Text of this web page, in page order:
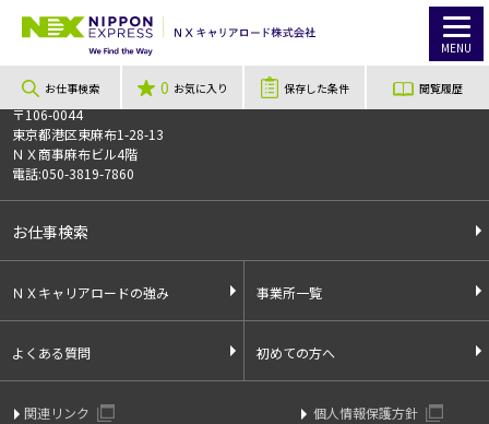
MENU
お仕事検索 0 お気に入り 保存した条件 閲覧履歴
TOP お仕事検索
このお仕事は公開を終了したお仕事です
お仕事番号013709
〒106-0044
東京都港区東麻布1-28-13
ＮＸ商事麻布ビル4階
電話:050-3819-7860
お仕事検索
ＮＸキャリアロードの強み 事業所一覧
よくある質問 初めての方へ
関連リンク 個人情報保護方針